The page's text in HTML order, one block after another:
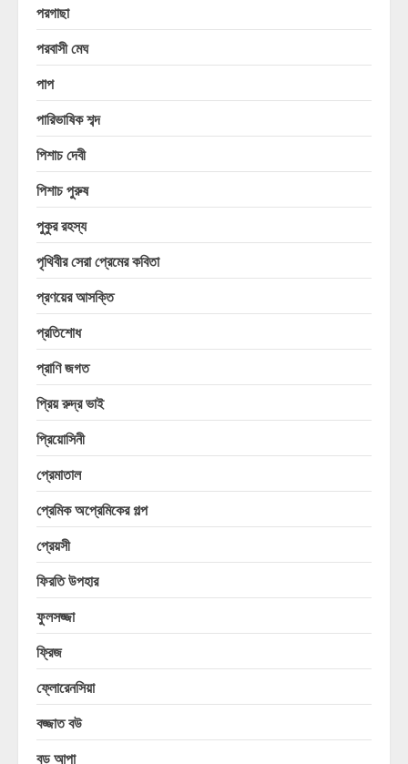
পরগাছা
পরবাসী মেঘ
পাপ
পারিভাষিক শব্দ
পিশাচ দেবী
পিশাচ পুরুষ
পুকুর রহস্য
পৃথিবীর সেরা প্রেমের কবিতা
প্রণয়ের আসক্তি
প্রতিশোধ
প্রাণি জগত
প্রিয় রুদ্র ভাই
প্রিয়োসিনী
প্রেমাতাল
প্রেমিক অপ্রেমিকের গল্প
প্রেয়সী
ফিরতি উপহার
ফুলসজ্জা
ফ্রিজ
ফ্লোরেনসিয়া
বজ্জাত বউ
বড় আপা